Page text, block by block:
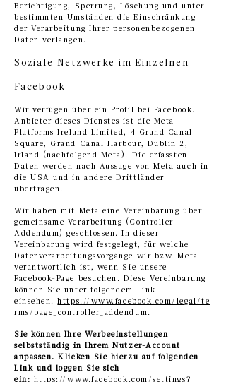
Berichtigung, Sperrung, Löschung und unter
bestimmten Umständen die Einschränkung
der Verarbeitung Ihrer personenbezogenen
Daten verlangen.
Soziale Netzwerke im Einzelnen
Facebook
Wir verfügen über ein Profil bei Facebook.
Anbieter dieses Dienstes ist die Meta
Platforms Ireland Limited, 4 Grand Canal
Square, Grand Canal Harbour, Dublin 2,
Irland (nachfolgend Meta). Die erfassten
Daten werden nach Aussage von Meta auch in
die USA und in andere Drittländer
übertragen.
Wir haben mit Meta eine Vereinbarung über
gemeinsame Verarbeitung (Controller
Addendum) geschlossen. In dieser
Vereinbarung wird festgelegt, für welche
Datenverarbeitungsvorgänge wir bzw. Meta
verantwortlich ist, wenn Sie unsere
Facebook-Page besuchen. Diese Vereinbarung
können Sie unter folgendem Link
einsehen:https://www.facebook.com/legal/te
rms/page_controller_addendum.
Sie können Ihre Werbeeinstellungen
selbstständig in Ihrem Nutzer-Account
anpassen. Klicken Sie hierzu auf folgenden
Link und loggen Sie sich
ein: https://www.facebook.com/settings?